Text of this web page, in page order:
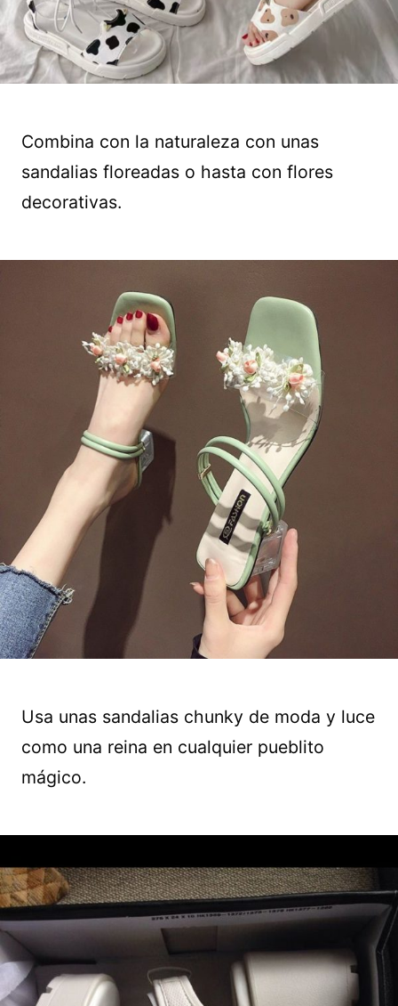
Combina con la naturaleza con unas
sandalias floreadas o hasta con flores
decorativas.
Usa unas sandalias chunky de moda y luce
como una reina en cualquier pueblito
mágico.